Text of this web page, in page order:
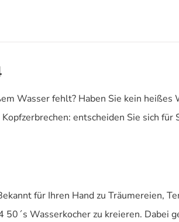
Wasser fehlt? Haben Sie kein heißes
entscheiden Sie sich für
für Ihren Hand zu Träumereien,
Wasserkocher zu kreieren. Dabei